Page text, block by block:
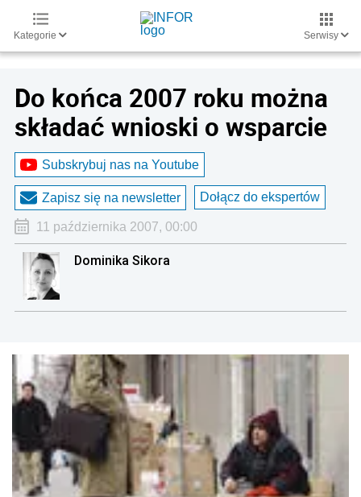
Kategorie Serwisy
Do końca 2007 roku można
składać wnioski o wsparcie
Subskrybuj nas na Youtube
Zapisz się na newsletter Dołącz do ekspertów
11 października 2007, 00:00
Dominika Sikora